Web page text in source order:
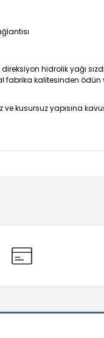
direksiyon hidrolik yağı
fabrika kalitesinden
ve kusursuz yapısına